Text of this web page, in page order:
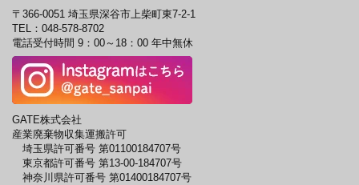
〒366-0051 埼玉県深谷市上柴町東7-2-1
TEL： 048-578-8702
電話受付時間 9：00～18：00 年中無休
GATE株式会社
産業廃棄物収集運搬許可
埼玉県許可番号 第01100184707号
東京都許可番号 第13-00-184707号
神奈川県許可番号 第01400184707号